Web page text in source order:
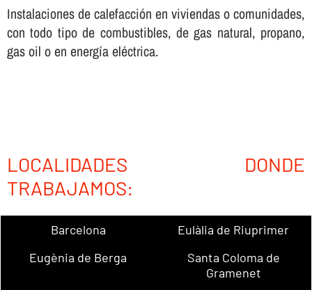
Instalaciones de calefacción en viviendas o comunidades,
con todo tipo de combustibles, de gas natural, propano,
gas oil o en energí­a eléctrica.
LOCALIDADES DONDE
TRABAJAMOS:
Barcelona
Eulàlia de Riuprimer
Eugènia de Berga
Santa Coloma de
Gramenet